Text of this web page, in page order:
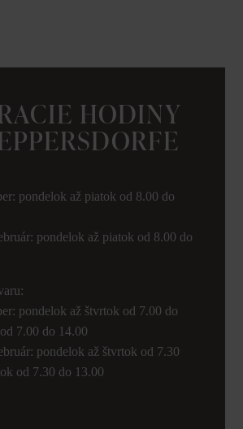
HODINY
pondelok až piatok od 8.00 do
pondelok až piatok od 8.00 do
pondelok až štvrtok od 7.00 do
7.00 do 14.00
pondelok až štvrtok od 7.30
od 7.30 do 13.00